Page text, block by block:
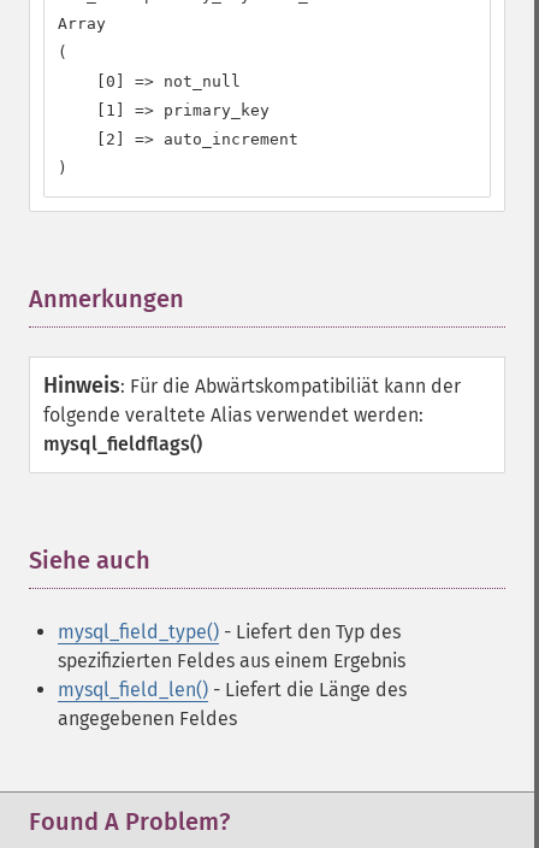
Array
(
    [0] => not_null
    [1] => primary_key
    [2] => auto_increment
)
Anmerkungen
Hinweis: Für die Abwärtskompatibiliät kann der
folgende veraltete Alias verwendet werden:
mysql_fieldflags()
Siehe auch
mysql_field_type() - Liefert den Typ des
spezifizierten Feldes aus einem Ergebnis
mysql_field_len() - Liefert die Länge des
angegebenen Feldes
Found A Problem?